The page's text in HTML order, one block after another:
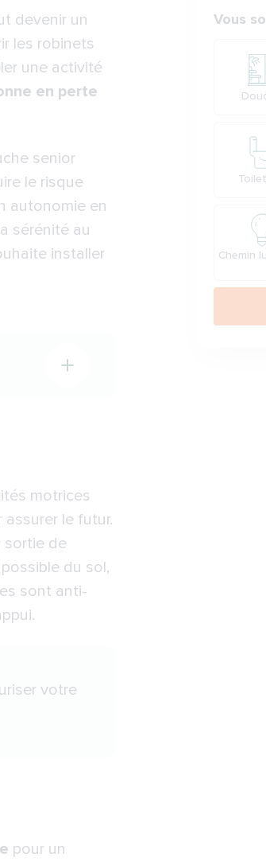
Vous
Produit
Chemin
devenir un
les robinets
une activité
en perte
senior
le risque
autonomie en
sérénité au
installer
motrices
assurer le futur.
sortie de
du sol,
sont anti-
votre
pour un